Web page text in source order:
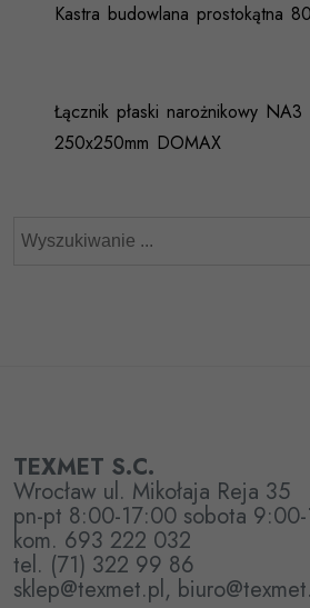
Kastra budowlana prostokątna
Łącznik płaski narożnikowy NA3
250x250mm DOMAX
TEXMET S.C.
Wrocław ul. Mikołaja Reja 35
pn-pt 8:00-17:00 sobota
kom. 693 222 032
tel. (71) 322 99 86
sklep@texmet.pl,